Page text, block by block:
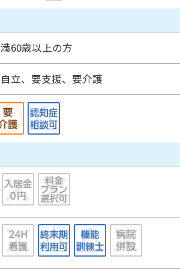
満60歳以上の方
自立、要支援、要介護